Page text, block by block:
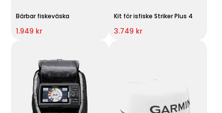
Bärbar fiskeväska
1.949 kr
Kit för isfiske Striker Plus 4
3.749 kr